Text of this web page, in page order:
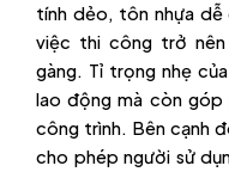
tính dẻo, tôn nhựa dễ
việc thi công trở nên
gàng. Tỉ trọng nhẹ
lao động mà còn góp
công trình. Bên cạnh
cho phép người sử